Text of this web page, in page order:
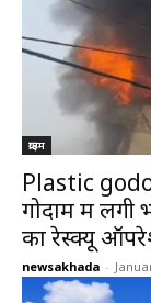
क्राइम
Plastic
गोदाम में लगी
का रेस्क्यू
newsakhada -